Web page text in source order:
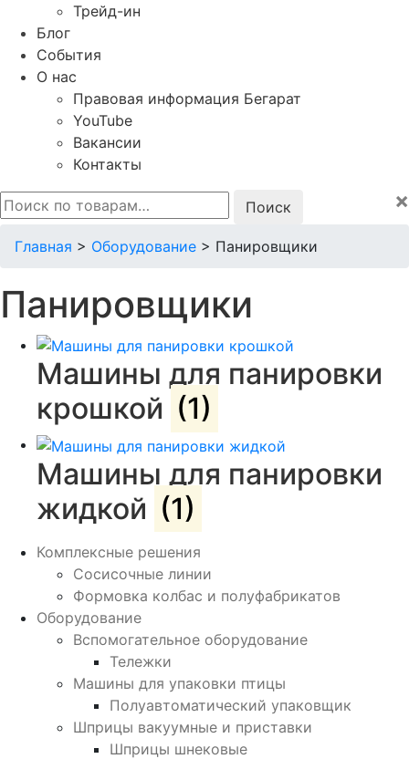
Трейд-ин
Блог
События
О нас
Правовая информация Бегарат
YouTube
Вакансии
Контакты
Искать:
×
Главная > Оборудование > Панировщики
Панировщики
Машины для панировки
крошкой (1)
Машины для панировки
жидкой (1)
Комплексные решения
Сосисочные линии
Формовка колбас и полуфабрикатов
Оборудование
Вспомогательное оборудование
Тележки
Машины для упаковки птицы
Полуавтоматический упаковщик
Шприцы вакуумные и приставки
Шприцы шнековые